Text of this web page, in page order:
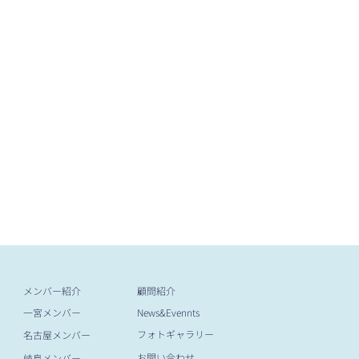
メンバー紹介
一宮メンバー
名古屋メンバー
​顧問紹介
News&Evennts
フォトギャラリー